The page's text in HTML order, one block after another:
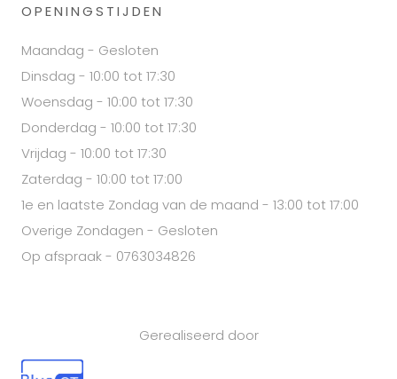
OPENINGSTIJDEN
Maandag - Gesloten
Dinsdag - 10:00 tot 17:30
Woensdag - 10:00 tot 17:30
Donderdag - 10:00 tot 17:30
Vrijdag - 10:00 tot 17:30
Zaterdag - 10:00 tot 17:00
1e en laatste Zondag van de maand - 13:00 tot 17:00
Overige Zondagen - Gesloten
Op afspraak - 0763034826
Gerealiseerd door